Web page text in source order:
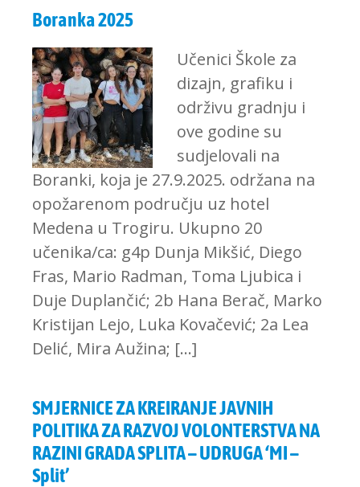
Boranka 2025
Učenici Škole za
dizajn, grafiku i
održivu gradnju i
ove godine su
sudjelovali na
Boranki, koja je 27.9.2025. održana na
opožarenom području uz hotel
Medena u Trogiru. Ukupno 20
učenika/ca: g4p Dunja Mikšić, Diego
Fras, Mario Radman, Toma Ljubica i
Duje Duplančić; 2b Hana Berač, Marko
Kristijan Lejo, Luka Kovačević; 2a Lea
Delić, Mira Aužina; […]
SMJERNICE ZA KREIRANJE JAVNIH
POLITIKA ZA RAZVOJ VOLONTERSTVA NA
RAZINI GRADA SPLITA – UDRUGA ‘MI –
Split’